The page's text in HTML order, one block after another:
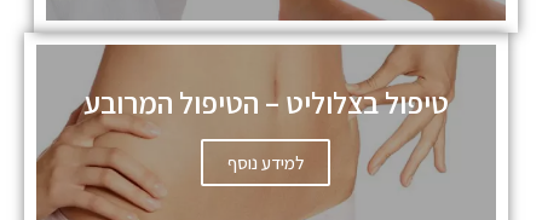
טיפול בצלוליט – הטיפול המרובע
למידע נוסף